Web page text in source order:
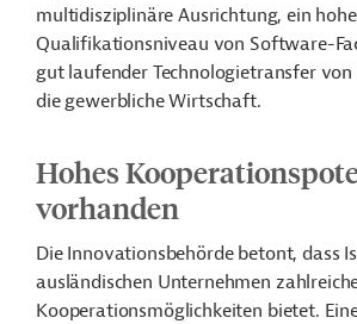
multidisziplinäre Ausrichtung, ein
Qualifikationsniveau von Software-
gut laufender Technologietransfer von
die gewerbliche Wirtschaft.
Hohes
vorhanden
Die Innovationsbehörde betont, dass
ausländischen Unternehmen
Kooperationsmöglichkeiten bietet.